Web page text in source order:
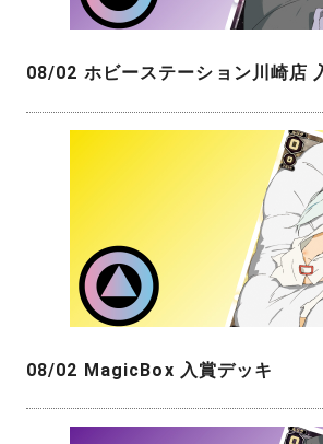
08/02 ホビーステーション川崎店
08/02 MagicBox 入賞デッキ